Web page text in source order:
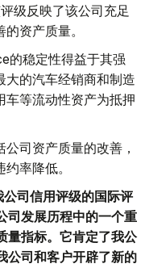
级反映了该公司充足
资产质量。
的稳定性得益于其强
大的汽车经销商和制造
车等流动性资产为抵押
司资产质量的改善，
率降低。
司信用评级的国际评
司发展历程中的一个重
量指标。它肯定了我公
公司和客户开辟了新的